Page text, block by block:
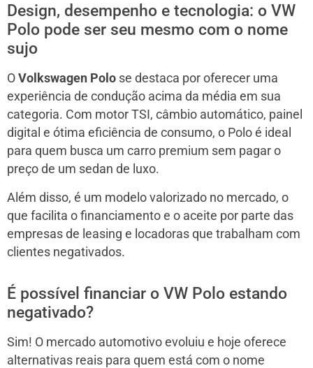
Design, desempenho e tecnologia: o VW
Polo pode ser seu mesmo com o nome
sujo
O Volkswagen Polo se destaca por oferecer uma
experiência de condução acima da média em sua
categoria. Com motor TSI, câmbio automático, painel
digital e ótima eficiência de consumo, o Polo é ideal
para quem busca um carro premium sem pagar o
preço de um sedan de luxo.
Além disso, é um modelo valorizado no mercado, o
que facilita o financiamento e o aceite por parte das
empresas de leasing e locadoras que trabalham com
clientes negativados.
É possível financiar o VW Polo estando
negativado?
Sim! O mercado automotivo evoluiu e hoje oferece
alternativas reais para quem está com o nome